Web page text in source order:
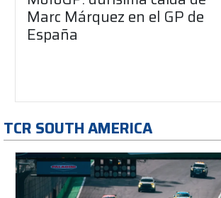
Marc Márquez en el GP de
España
TCR SOUTH AMERICA